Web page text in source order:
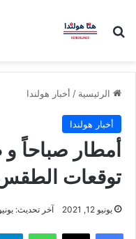
بحث عن
الرئيسية / أخبار هولندا
أخبار هولندا
أمطار صباحاً
توقعات الطقس
يونيو 12, 2021 آخر تحديث: يونيو 12,
فيسبوك ‫X واتساب